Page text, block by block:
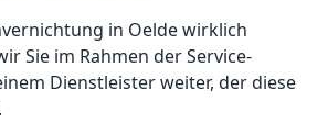
in Oelde wirklich
Sie im Rahmen der Service-
Dienstleister weiter, der diese